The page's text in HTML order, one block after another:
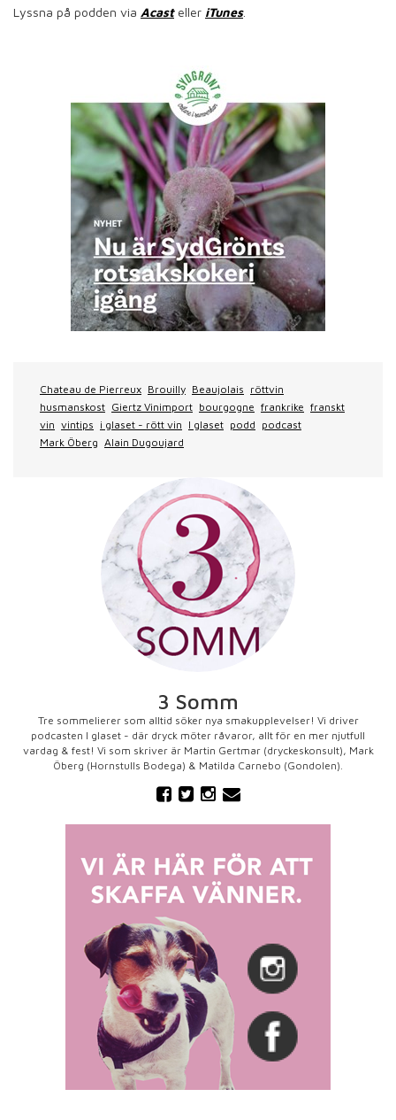
Lyssna på podden via Acasteller iTunes.
Chateau de Pierreux Brouilly Beaujolais röttvin
husmanskost Giertz Vinimport bourgogne frankrike franskt
vin vintips i glaset - rött vin I glaset podd podcast
Mark Öberg Alain Dugoujard
3 Somm
Tre sommelierer som alltid söker nya smakupplevelser! Vi driver
podcasten I glaset - där dryck möter råvaror, allt för en mer njutfull
vardag & fest! Vi som skriver är Martin Gertmar (dryckeskonsult), Mark
Öberg (Hornstulls Bodega) & Matilda Carnebo (Gondolen).